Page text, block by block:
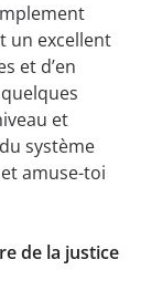
un excellent
et d’en
et
système
amuse-toi
de la justice